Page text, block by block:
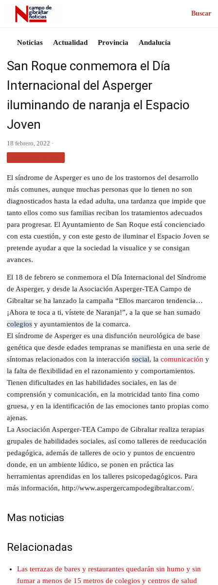
Buscar
Noticias Actualidad Provincia Andalucía
San Roque conmemora el Día
Internacional del Asperger
iluminando de naranja el Espacio
Joven
18 febrero, 2022 ·
El síndrome de Asperger es uno de los trastornos del desarrollo
más comunes, aunque muchas personas que lo tienen no son
diagnosticados hasta la edad adulta, una tardanza que impide que
tanto ellos como sus familias reciban los tratamientos adecuados
para progresar. El Ayuntamiento de San Roque está concienciado
con esta cuestión, y con este gesto de iluminar el Espacio Joven se
pretende ayudar a que la sociedad la visualice y se consigan
avances.
El 18 de febrero se conmemora el Día Internacional del Síndrome
de Asperger, y desde la Asociación Asperger-TEA Campo de
Gibraltar se ha lanzado la campaña “Ellos marcaron tendencia…
¡Ahora te toca a ti, vístete de Naranja!”, a la que se han sumado
colegios y ayuntamientos de la comarca.
El síndrome de Asperger es una disfunción neurológica de base
genética que desde edades tempranas se manifiesta en una serie de
síntomas relacionados con la interacción social, la comunicación y
la falta de flexibilidad en el razonamiento y comportamientos.
Tienen dificultades en las habilidades sociales, en las de
comprensión y comunicación, en la motricidad tanto fina como
gruesa, y en la identificación de las emociones tanto propias como
ajenas.
La Asociación Asperger-TEA Campo de Gibraltar realiza terapias
grupales de habilidades sociales, así como talleres de reeducación
pedagógica, además de talleres de ocio y puntos de encuentro
donde, en un ambiente lúdico, se ponen en práctica las
herramientas aprendidas en los talleres psicopedagógicos. Para
más información, http://www.aspergercampodegibraltar.com/.
Mas noticias
Relacionadas
Las terrazas de bares y restaurantes quedarán sin humo y sin
fumar a menos de 15 metros de colegios y centros de salud